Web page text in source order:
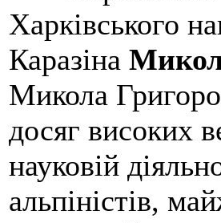
Харківського
Каразіна
Микола
досяг високих
науковій
альпіністів,